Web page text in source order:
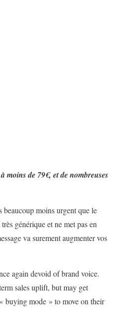
moins de 79€, et de nombreuses
beaucoup moins urgent que le
générique et ne met pas en
va surement augmenter vos
again devoid of brand voice.
sales uplift, but may get
buying mode » to move on their